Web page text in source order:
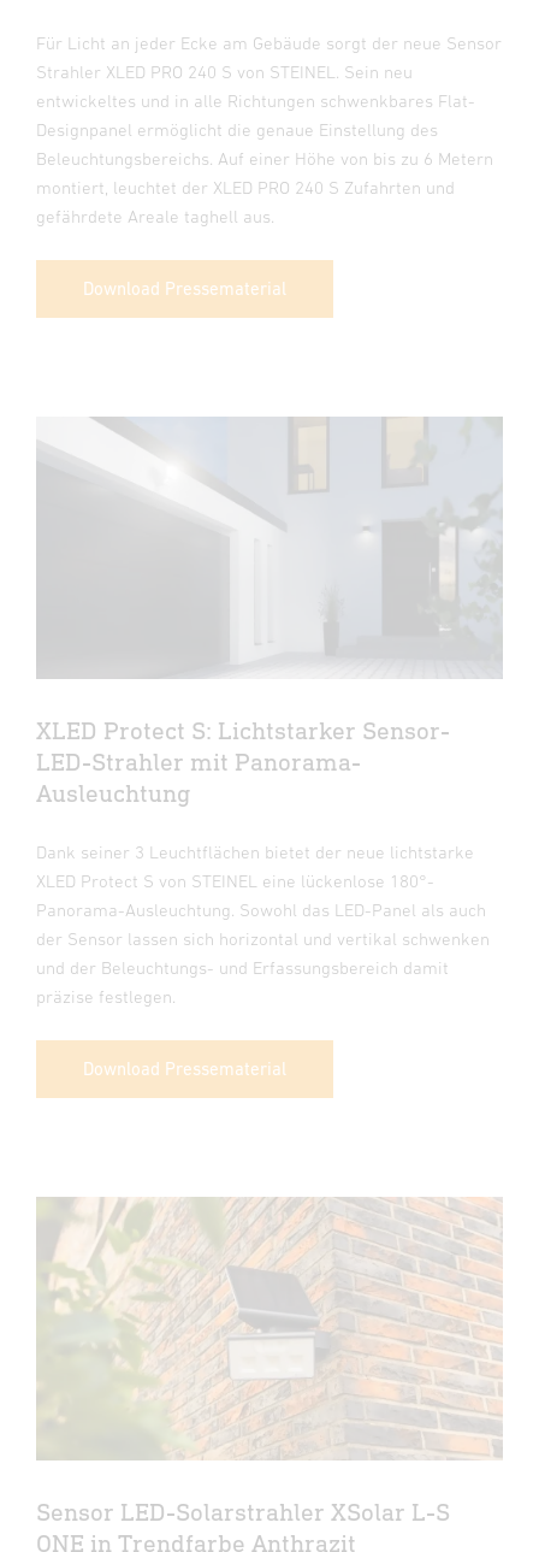
Für Licht an jeder Ecke am Gebäude sorgt der neue Sensor
Strahler XLED PRO 240 S von STEINEL. Sein neu
entwickeltes und in alle Richtungen schwenkbares Flat-
Designpanel ermöglicht die genaue Einstellung des
Beleuchtungsbereichs. Auf einer Höhe von bis zu 6 Metern
montiert, leuchtet der XLED PRO 240 S Zufahrten und
gefährdete Areale taghell aus.
Download Pressematerial
XLED Protect S: Lichtstarker Sensor-
LED-Strahler mit Panorama-
Ausleuchtung
Dank seiner 3 Leuchtflächen bietet der neue lichtstarke
XLED Protect S von STEINEL eine lückenlose 180°-
Panorama-Ausleuchtung. Sowohl das LED-Panel als auch
der Sensor lassen sich horizontal und vertikal schwenken
und der Beleuchtungs- und Erfassungsbereich damit
präzise festlegen.
Download Pressematerial
Sensor LED-Solarstrahler XSolar L-S
ONE in Trendfarbe Anthrazit